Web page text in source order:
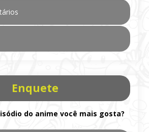
Enquete
do anime você mais gosta?